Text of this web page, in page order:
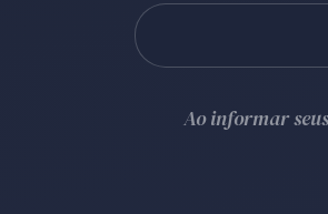
Ao informar